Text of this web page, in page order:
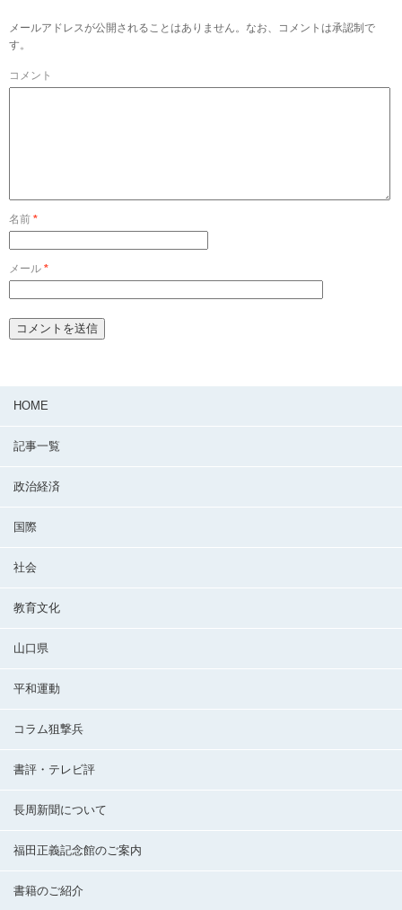
メールアドレスが公開されることはありません。なお、コメントは承認制で
す。
コメント
名前 *
メール *
HOME
記事一覧
政治経済
国際
社会
教育文化
山口県
平和運動
コラム狙撃兵
書評・テレビ評
長周新聞について
福田正義記念館のご案内
書籍のご紹介